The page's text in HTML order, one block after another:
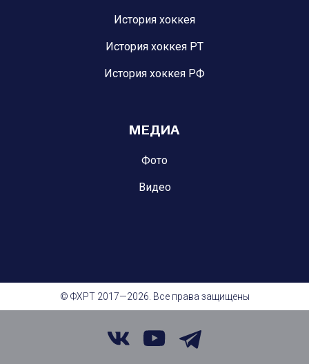
История хоккея
История хоккея РТ
История хоккея РФ
МЕДИА
Фото
Видео
© ФХРТ 2017—2026. Все права защищены